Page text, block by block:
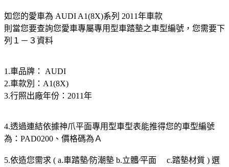
如您的愛車為 AUDI A1(8X)系列 2011年車款
則當您要查詢您愛車專屬專用型車踏墊之車型編號，您需要下
列１－３資料
1.車品牌： AUDI
2.車款別：A1(8X)
3.行照出廠年份：2011年
4.透過連結依據神爪平面專用型車型表能推得您的車型編號
為：PAD0200、價格碼為Ａ
5.依造您需求 ( a.車踏墊∕防潮墊 b.立體∕平面 c.踏墊材質 ) 選